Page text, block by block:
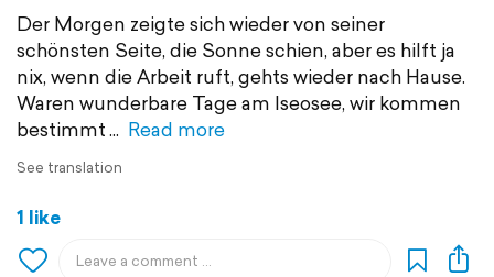
Der Morgen zeigte sich wieder von seiner
schönsten Seite, die Sonne schien, aber es hilft ja
nix, wenn die Arbeit ruft, gehts wieder nach Hause.
Waren wunderbare Tage am Iseosee, wir kommen
bestimmt
Read more
See translation
1 like